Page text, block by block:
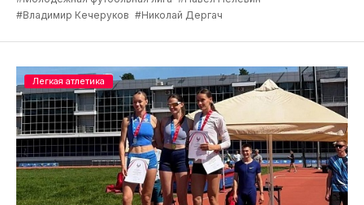
#Владимир Кечеруков #Николай Дергач
Легкая атлетика